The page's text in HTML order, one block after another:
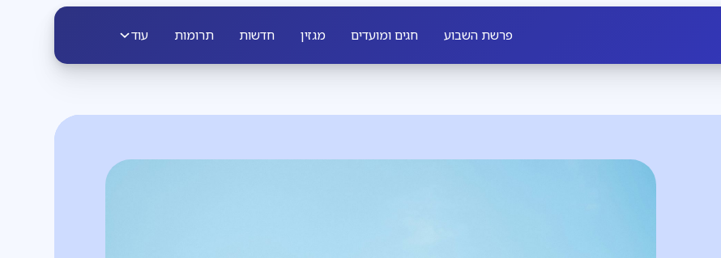
פרשת השבוע חגים ומועדים מגזין חדשות תרומות עוד